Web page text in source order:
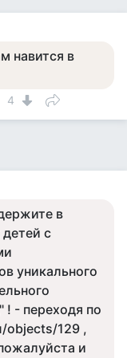
навится в
4
в
с
уникального
! - переходя по
objects/129 ,
и